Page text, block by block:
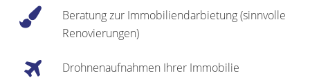
Beratung zur Immobiliendarbietung (sinnvolle
Renovierungen)
Drohnenaufnahmen Ihrer Immobilie